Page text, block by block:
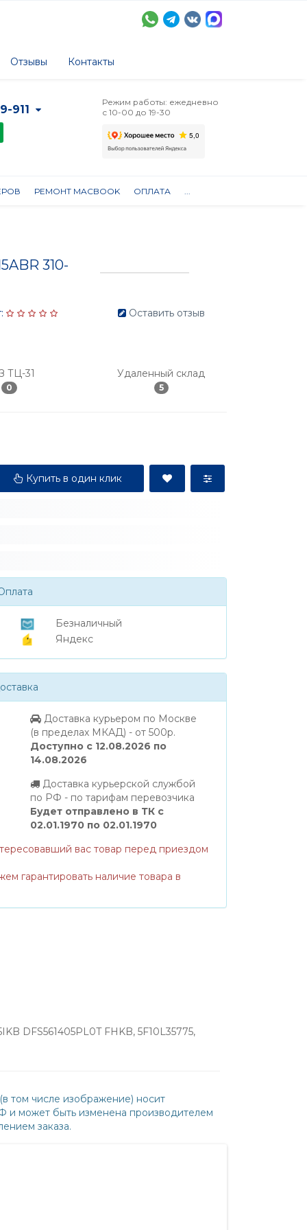
Отзывы Контакты
911
Режим работы: ежедневно
с 10-00 до 19-30
РЕМОНТ MACBOOK ОПЛАТА ...
310-
ТЦ-31
0
Оставить отзыв
Удаленный склад
5
Купить в один клик
Безналичный
Яндекс
Доставка курьером по Москве
(в пределах МКАД) - от 500р.
Доступно с 12.08.2026 по
14.08.2026
Доставка курьерской службой
по РФ - по тарифам перевозчика
Будет отправлено в ТК с
02.01.1970 по 02.01.1970
вас товар перед приездом
гарантировать наличие товара в
DFS561405PL0T FHKB, 5F10L35775,
том числе изображение) носит
и может быть изменена производителем
заказа.